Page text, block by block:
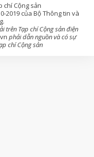
chí Cộng sản
2019 của Bộ Thông tin và
trên Tạp chí Cộng sản điện
phải dẫn nguồn và có sự
chí Cộng sản